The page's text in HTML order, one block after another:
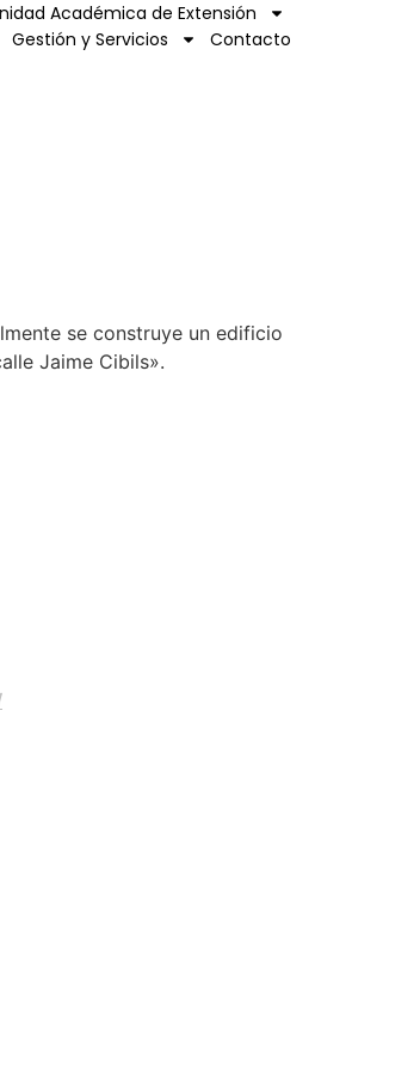
Académica de Extensión
Gestión y Servicios
Contacto
se construye un edificio
Jaime Cibils».